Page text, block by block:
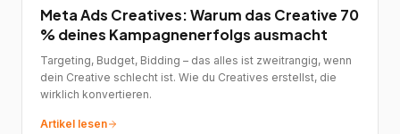
Meta Ads Creatives: Warum das Creative 70
% deines Kampagnenerfolgs ausmacht
Targeting, Budget, Bidding – das alles ist zweitrangig, wenn
dein Creative schlecht ist. Wie du Creatives erstellst, die
wirklich konvertieren.
Artikel lesen